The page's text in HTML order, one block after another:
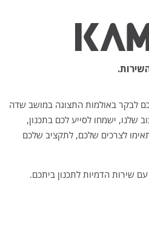
לבקר באולמות התצוגה במושב שדה
שלנו, ישמחו לסייע לכם בתכנון,
לצרכים שלכם, לתקציב שלכם
שירות הדמיות לתכנון ביתכם.